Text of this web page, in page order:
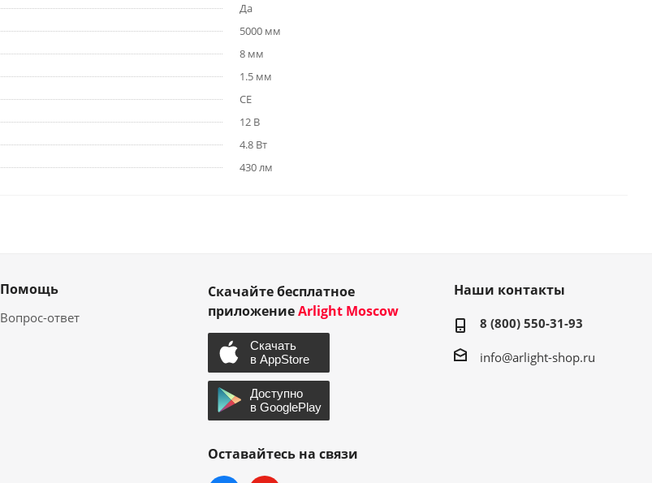
Да
5000 мм
8 мм
1.5 мм
CE
12 В
4.8 Вт
430 лм
Помощь
Вопрос-ответ
Скачайте бесплатное
приложениеArlight Moscow
Оставайтесь на связи
Наши контакты
8 (800) 550-31-93
info@arlight-shop.ru